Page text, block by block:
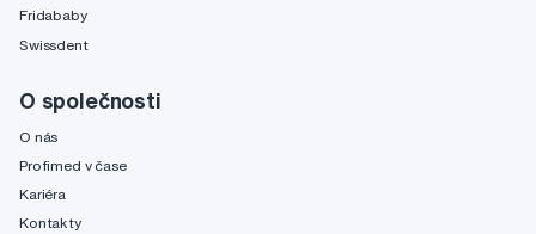
Fridababy
Swissdent
O společnosti
O nás
Profimed v čase
Kariéra
Kontakty